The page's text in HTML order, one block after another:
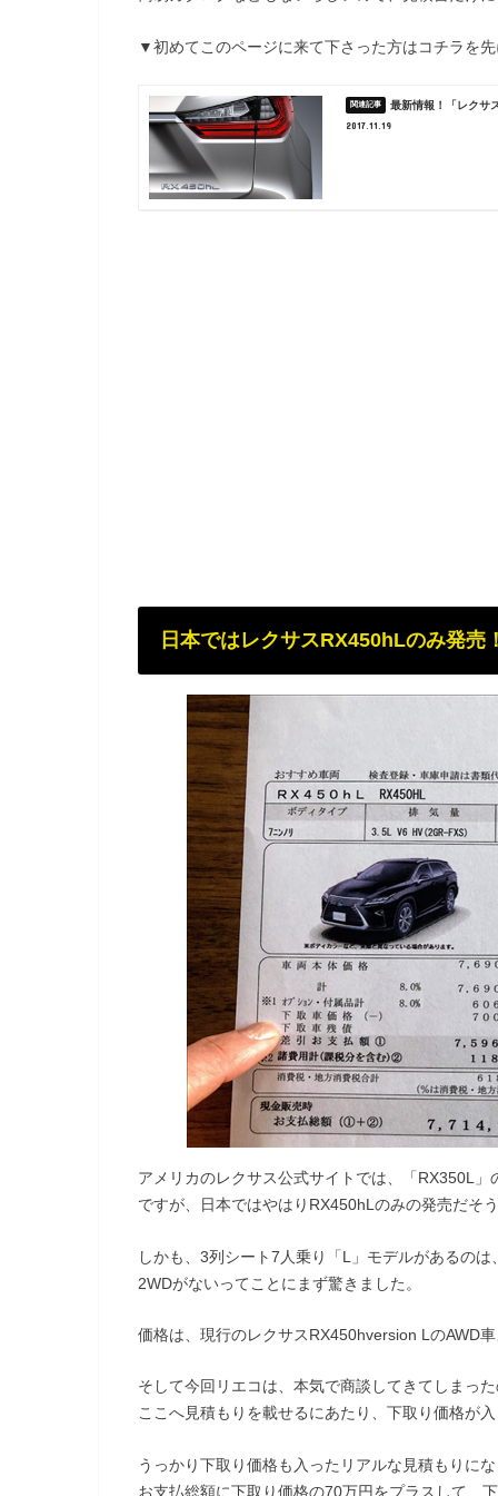
▼初めてこのページに来て下さった方はコチラを
最新情報！「レクサ
2017.11.19
日本ではレクサスRX450hLのみ発売
アメリカのレクサス公式サイトでは、「RX350L」
ですが、日本ではやはりRX450hLのみの発売だそ
しかも、3列シート7人乗り「L」モデルがあるのは
2WDがないってことにまず驚きました。
価格は、現行のレクサスRX450hversion LのAWD
そして今回リエコは、本気で商談してきてしまっ
ここへ見積もりを載せるにあたり、下取り価格が
うっかり下取り価格も入ったリアルな見積もりに
お支払総額に下取り価格の70万円をプラスして、